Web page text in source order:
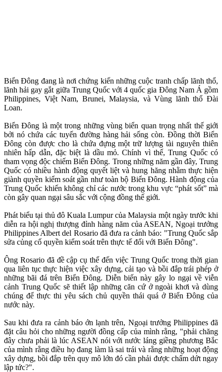
Biển Đông đang là nơi chứng kiến những cuộc tranh chấp lãnh thổ,
lãnh hải gay gắt giữa Trung Quốc với 4 quốc gia Đông Nam Á gồm
Philippines, Việt Nam, Brunei, Malaysia, và Vùng lãnh thổ Đài
Loan.
Biển Đông là một trong những vùng biển quan trọng nhất thế giới
bởi nó chứa các tuyến đường hàng hải sống còn. Đồng thời Biển
Đông còn được cho là chứa đựng một trữ lượng tài nguyên thiên
nhiên hấp dẫn, đặc biệt là dầu mỏ. Chính vì thế, Trung Quốc có
tham vọng độc chiếm Biển Đông. Trong những năm gần đây, Trung
Quốc có nhiều hành động quyết liệt và hung hăng nhằm thực hiện
giành quyền kiểm soát gần như toàn bộ Biển Đông. Hành động của
Trung Quốc khiến không chỉ các nước trong khu vực “phát sốt” mà
còn gây quan ngại sâu sắc với cộng đồng thế giới.
Phát biểu tại thủ đô Kuala Lumpur của Malaysia một ngày trước khi
diễn ra hội nghị thượng đỉnh hàng năm của ASEAN, Ngoại trưởng
Philippines Albert del Rosario đã đưa ra cảnh báo: "Trung Quốc sắp
sửa củng cố quyền kiểm soát trên thực tế đối với Biển Đông".
Ông Rosario đã đề cập cụ thể đến việc Trung Quốc trong thời gian
qua liên tục thực hiện việc xây dựng, cải tạo và bồi đắp trái phép ở
những bãi đá trên Biển Đông. Diễn biến này gây lo ngại về viễn
cảnh Trung Quốc sẽ thiết lập những căn cứ ở ngoài khơi và dùng
chúng để thực thi yêu sách chủ quyền thái quá ở Biển Đông của
nước này.
Sau khi đưa ra cảnh báo ớn lạnh trên, Ngoại trưởng Philippines đã
đặt câu hỏi cho những người đồng cấp của mình rằng, "phải chăng
đây chưa phải là lúc ASEAN nói với nước láng giềng phương Bắc
của mình rằng điều họ đang làm là sai trái và rằng những hoạt động
xây dựng, bồi đắp trên quy mô lớn đó cần phải được chấm dứt ngay
lập tức?".